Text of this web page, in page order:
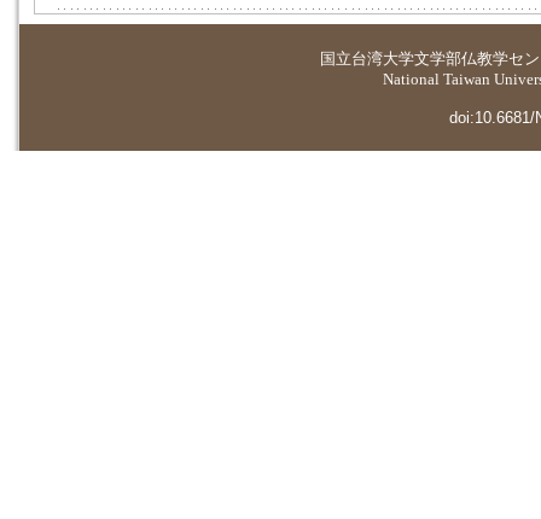
国立台湾大学文学部仏教学セ
National Taiwan
doi:10.6681/